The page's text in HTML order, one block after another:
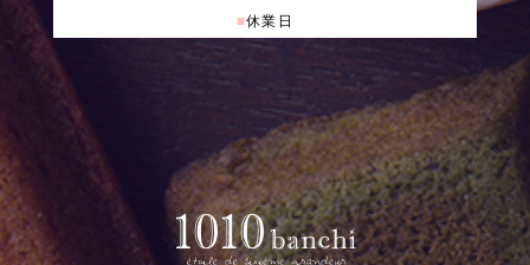
■休業日